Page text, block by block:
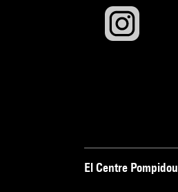
El Centre Pompidou